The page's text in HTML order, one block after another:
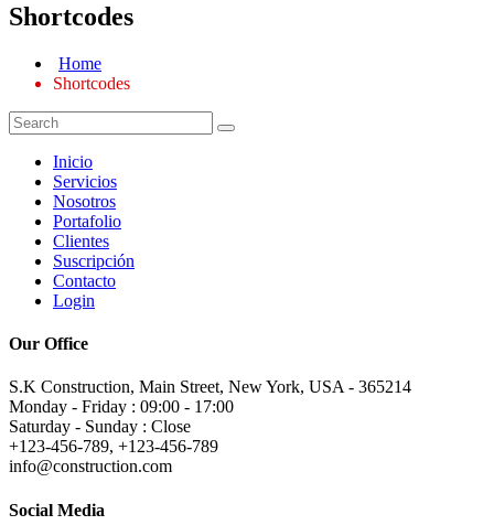
Shortcodes
Home
Shortcodes
Inicio
Servicios
Nosotros
Portafolio
Clientes
Suscripción
Contacto
Login
Our Office
S.K Construction, Main Street, New York, USA - 365214
Monday - Friday : 09:00 - 17:00
Saturday - Sunday : Close
+123-456-789, +123-456-789
info@construction.com
Social Media